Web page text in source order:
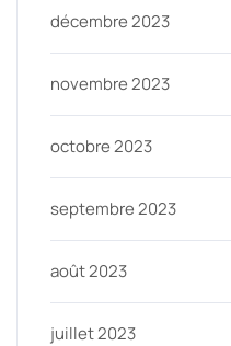
décembre 2023
novembre 2023
octobre 2023
septembre 2023
août 2023
juillet 2023